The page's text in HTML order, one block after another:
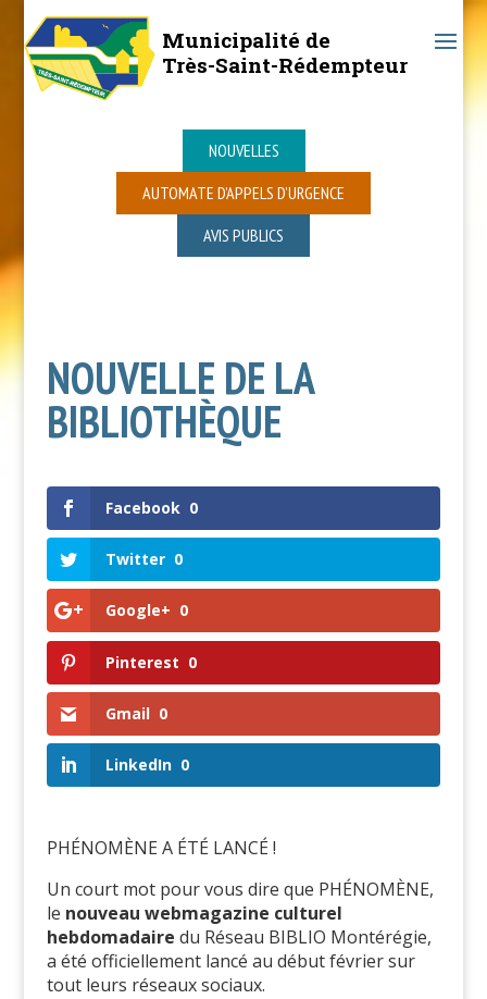
Municipalité de
Très-Saint-Rédempteur
NOUVELLES
AUTOMATE D’APPELS D’URGENCE
AVIS PUBLICS
NOUVELLE DE LA
BIBLIOTHÈQUE
Facebook 0
Twitter 0
Google+ 0
Pinterest 0
Gmail 0
LinkedIn 0
PHÉNOMÈNE A ÉTÉ LANCÉ !
Un court mot pour vous dire que PHÉNOMÈNE,
le nouveau webmagazine culturel
hebdomadaire du Réseau BIBLIO Montérégie,
a été officiellement lancé au début février sur
tout leurs réseaux sociaux.